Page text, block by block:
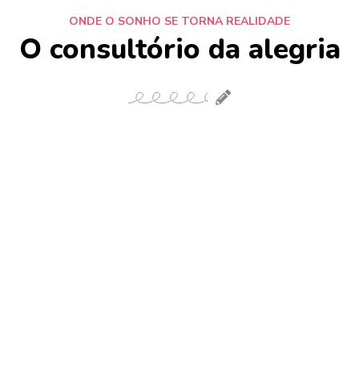
ONDE O SONHO SE TORNA REALIDADE
O consultório da alegria